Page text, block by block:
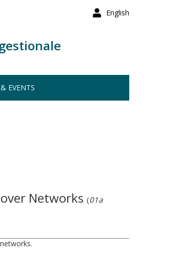
English
EVENTS
Networks (01a